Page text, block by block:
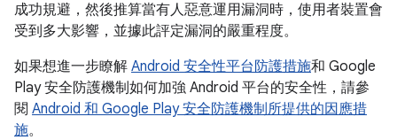
成功規避，然後推算當有人惡意運用漏洞時，使用者裝置會
受到多大影響，並據此評定漏洞的嚴重程度。
如果想進一步瞭解 Android 安全性平台防護措施和 Google
Play 安全防護機制如何加強 Android 平台的安全性，請參
閱 Android 和 Google Play 安全防護機制所提供的因應措
施。